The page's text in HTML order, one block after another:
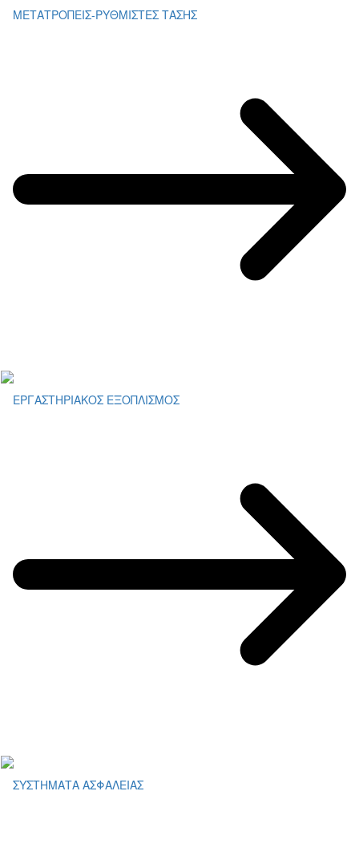
ΜΕΤΑΤΡΟΠΕΙΣ-ΡΥΘΜΙΣΤΕΣ ΤΑΣΗΣ
ΕΡΓΑΣΤΗΡΙΑΚΟΣ ΕΞΟΠΛΙΣΜΟΣ
ΣΥΣΤΗΜΑΤΑ ΑΣΦΑΛΕΙΑΣ